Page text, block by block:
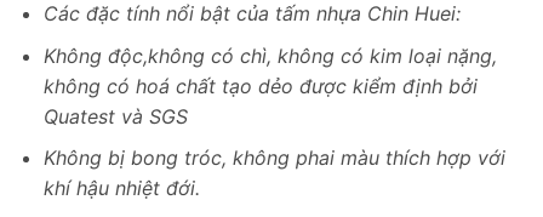
Các đặc tính nổi bật của tấm nhựa Chin Huei:
Không độc,không có chì, không có kim loại nặng,
không có hoá chất tạo dẻo được kiểm định bởi
Quatest và SGS
Không bị bong tróc, không phai màu thích hợp với
khí hậu nhiệt đới.